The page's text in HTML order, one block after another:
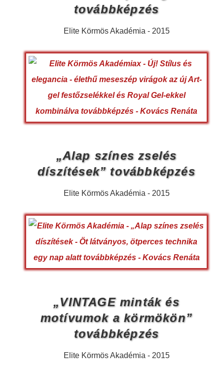
továbbképzés
Elite Körmös Akadémia - 2015
„Alap színes zselés
díszítések” továbbképzés
Elite Körmös Akadémia - 2015
„VINTAGE minták és
motívumok a körmökön”
továbbképzés
Elite Körmös Akadémia - 2015